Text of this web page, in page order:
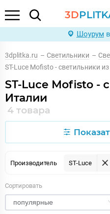
3D
Шоурум
3dplitka.ru – Светильники –
ST-Luce Mofisto - светильники
ST-Luce Mofisto -
Италии
4 товара
Производитель ST-Luce
Сортировать